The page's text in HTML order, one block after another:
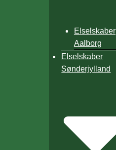
Elselskaber
Aalborg
Elselskaber
Sønderjylland